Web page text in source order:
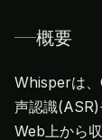
概要
Whisperは
声認識(ASR)
Web上から